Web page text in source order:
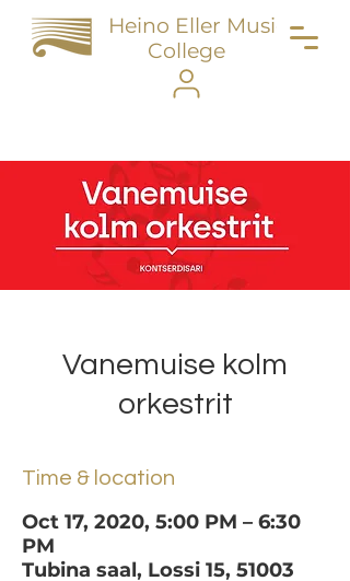
Heino Eller Music
College
Vanemuise kolm
orkestrit
Time & location
Oct 17, 2020, 5:00 PM – 6:30
PM
Tubina saal, Lossi 15, 51003